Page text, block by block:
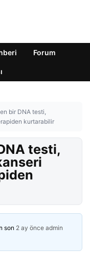
Forum
bir DNA testi,
kurtarabilir
testi,
son 2 ay önce admin